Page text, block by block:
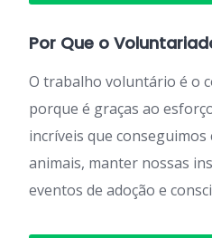
Por Que o
O trabalho voluntário é o
porque é graças ao
incríveis que conseguimos
animais, manter nossas
eventos de adoção e